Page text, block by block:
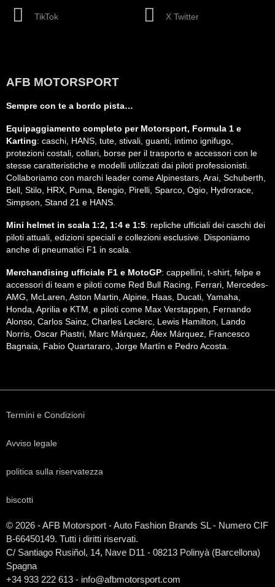
TikTok X Twitter
AFB MOTORSPORT
Sempre con te a bordo pista…
Equipaggiamento completo per Motorsport, Formula 1 e
Karting: caschi, HANS, tute, stivali, guanti, intimo ignifugo,
protezioni costali, collari, borse per il trasporto e accessori con le
stesse caratteristiche e modelli utilizzati dai piloti professionisti.
Collaboriamo con marchi leader come Alpinestars, Arai, Schuberth,
Bell, Stilo, HRX, Puma, Bengio, Pirelli, Sparco, Ogio, Hydrorace,
Simpson, Stand 21 e HANS.
Mini helmet in scala 1:2, 1:4 e 1:5: repliche ufficiali dei caschi dei
piloti attuali, edizioni speciali e collezioni esclusive. Disponiamo
anche di pneumatici F1 in scala.
Merchandising ufficiale F1 e MotoGP: cappellini, t-shirt, felpe e
accessori di team e piloti come Red Bull Racing, Ferrari, Mercedes-
AMG, McLaren, Aston Martin, Alpine, Haas, Ducati, Yamaha,
Honda, Aprilia e KTM, e piloti come Max Verstappen, Fernando
Alonso, Carlos Sainz, Charles Leclerc, Lewis Hamilton, Lando
Norris, Oscar Piastri, Marc Márquez, Álex Márquez, Francesco
Bagnaia, Fabio Quartararo, Jorge Martín e Pedro Acosta.
Termini e Condizioni
Avviso legale
politica sulla riservatezza
biscotti
© 2026 - AFB Motorsport - Auto Fashion Brands SL- Numero CIF
B-66450149. Tutti i diritti riservati.
C/ Santiago Rusiñol, 14, Nave D11 - 08213 Polinyà (Barcellona)
Spagna
+34 933 222 613 - info@afbmotorsport.com